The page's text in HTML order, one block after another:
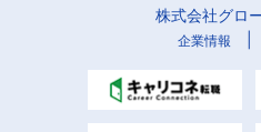
株式会社グロ
企業情報